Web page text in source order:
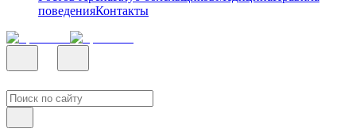
поведенияКонтакты